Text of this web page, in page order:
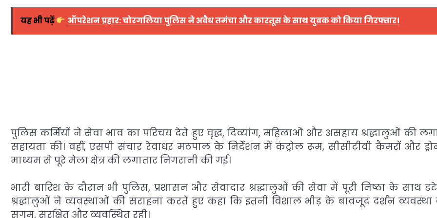
यह भी पढ़ें ऑपरेशन प्रहार: चोरगलिया पुलिस ने अवैध तमंचा और कारतूस के साथ युवक को किया गिरफ्तार।
पुलिस कर्मियों ने सेवा भाव का परिचय देते हुए वृद्ध, दिव्यांग, महिलाओं और असहाय श्रद्धालुओं की
सहायता की। वहीं, एसपी संचार रेवाधर मठपाल के निर्देशन में कंट्रोल रूम, सीसीटीवी कैमरों और
माध्यम से पूरे मेला क्षेत्र की लगातार निगरानी की गई।
भारी बारिश के दौरान भी पुलिस, प्रशासन और सेवादार श्रद्धालुओं की सेवा में पूरी निष्ठा के साथ डटे
श्रद्धालुओं ने व्यवस्थाओं की सराहना करते हुए कहा कि इतनी विशाल भीड़ के बावजूद दर्शन व्यवस्था
सुगम, सुरक्षित और व्यवस्थित रही।